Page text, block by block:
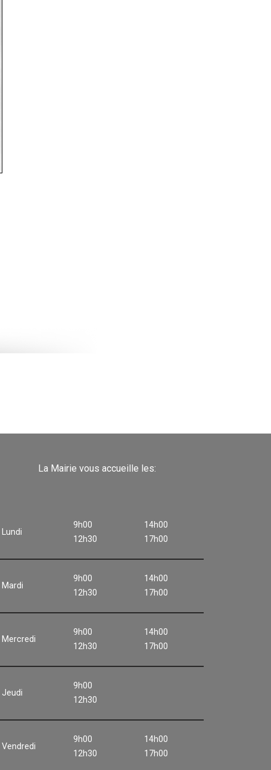
La Mairie vous accueille les:
Lundi
9h00
12h30
14h00
17h00
Mardi
9h00
12h30
14h00
17h00
Mercredi
9h00
12h30
14h00
17h00
Jeudi
9h00
12h30
Vendredi
9h00
12h30
14h00
17h00